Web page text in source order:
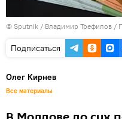
© Sputnik / Владимир Трефилов /
Подписаться
Олег Кирнев
Все материалы